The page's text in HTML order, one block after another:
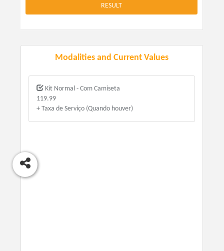
RESULT
Modalities and Current Values
Kit Normal - Com Camiseta
119.99
+ Taxa de Serviço (Quando houver)